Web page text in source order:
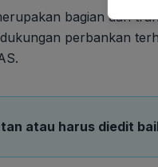
bagian dari
perbankan
atau harus diedit